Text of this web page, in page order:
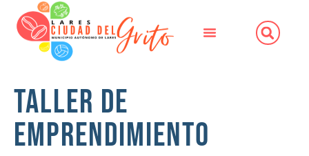
Taller de
Emprendimiento